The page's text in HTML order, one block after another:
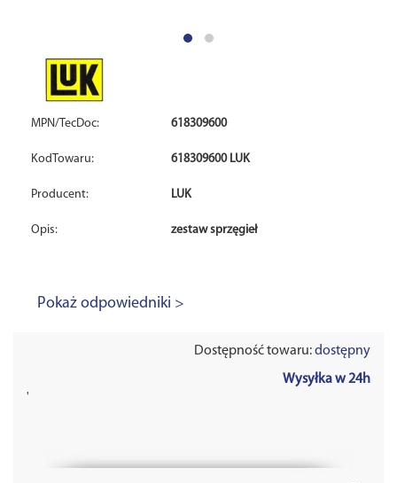
MPN/TecDoc: 618309600
KodTowaru: 618309600 LUK
Producent: LUK
Opis: zestaw sprzęgieł
Pokaż odpowiedniki >
Dostępność towaru:dostępny
Wysyłka w 24h
'